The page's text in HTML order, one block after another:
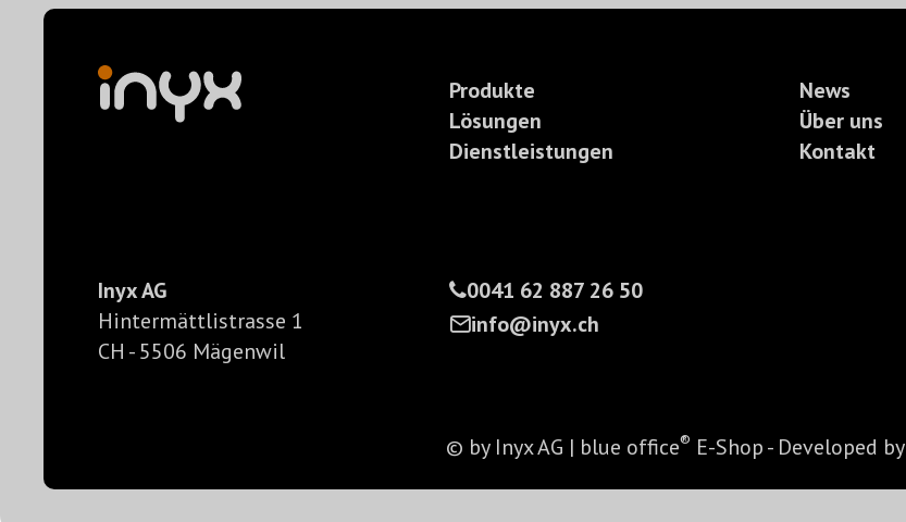
Produkte
Lösungen
Dienstleistungen
News
Über uns
Kontakt
Inyx AG
Hintermättlistrasse 1
CH - 5506 Mägenwil
0041 62 887 26 50
info@inyx.ch
© by Inyx AG | blue office® E-Shop - Developed by